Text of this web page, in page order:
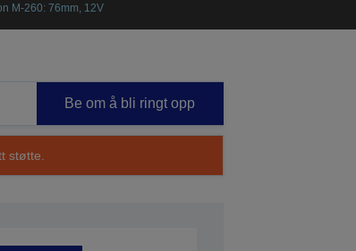
M-260: 76mm, 12V
Be om å bli ringt opp
støtte.